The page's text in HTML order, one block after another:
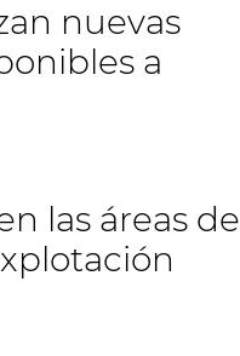
nuevas
a
las áreas de